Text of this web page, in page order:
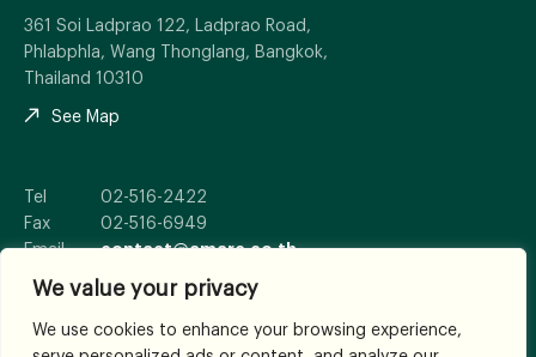
We value your privacy
We use cookies to enhance your browsing experience,
361 Soi Ladprao 122, Ladprao Road,
Phlabphla, Wang Thonglang, Bangkok,
Thailand 10310
See Map
Tel
02-516-2422
Fax
02-516-6949
Email
contact@amarc.co.th